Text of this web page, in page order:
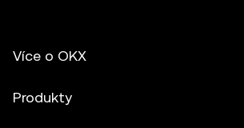
Více o OKX
Produkty